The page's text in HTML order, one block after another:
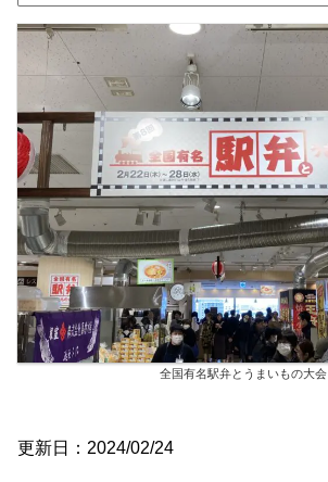
全国有名駅弁とうまいもの大会
更新日：2024/02/24